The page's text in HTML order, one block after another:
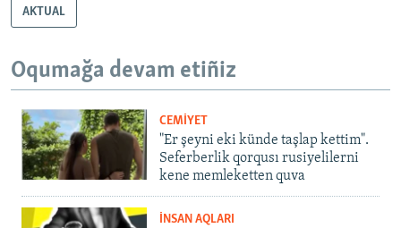
AKTUAL
Oqumağa devam etiñiz
CEMİYET
"Er şeyni eki künde taşlap kettim".
Seferberlik qorqusı rusiyelilerni
kene memleketten quva
İNSAN AQLARI